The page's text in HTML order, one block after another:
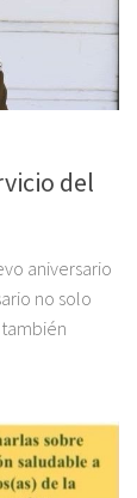
del
aniversario
no solo